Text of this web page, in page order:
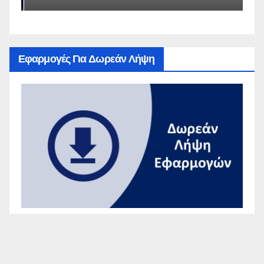
Εφαρμογές Για Δωρεάν Λήψη